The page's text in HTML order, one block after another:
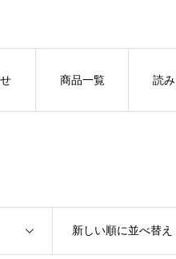
商品一覧 読
新しい順に並べ替え